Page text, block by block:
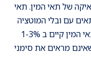
של תאי המין. תאי
עם ובלי המוטציה
הגורמת למחלה. מצב זה של מוזאיקה בתאי המין קיים ב 1-3%
מראים את סימני